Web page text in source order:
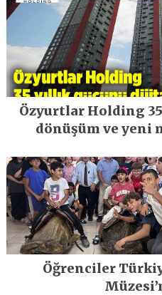
Özyurtlar Holding
dönüşüm ve yeni
Öğrenciler